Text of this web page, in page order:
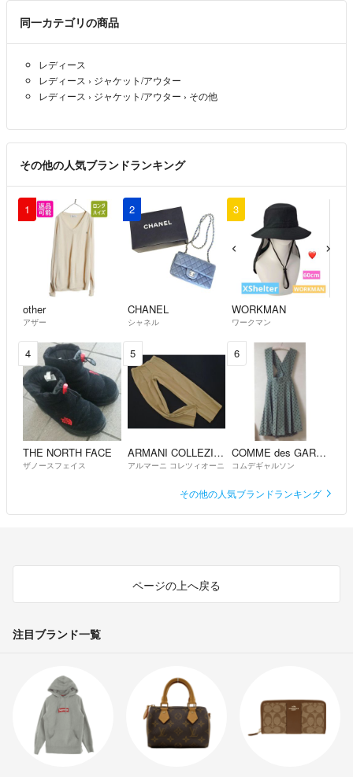
同一カテゴリの商品
レディース
レディース › ジャケット/アウター
レディース › ジャケット/アウター › その他
その他の人気ブランドランキング
1
other
アザー
2
CHANEL
シャネル
3
WORKMAN
ワークマン
4
THE NORTH FACE
ザノースフェイス
5
ARMANI COLLEZIONI
アルマーニ コレツィオーニ
6
COMME des GARCONS
コムデギャルソン
その他の人気ブランドランキング
ページの上へ戻る
注目ブランド一覧